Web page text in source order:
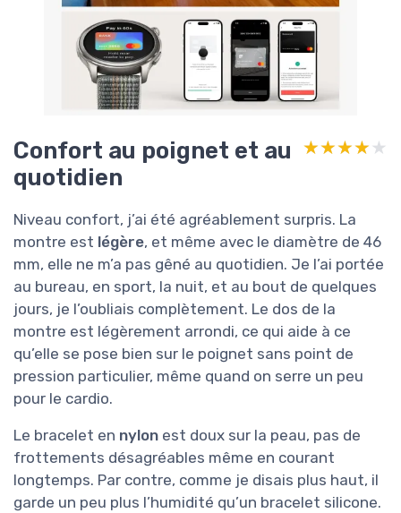
Confort au poignet et au
quotidien
★★★★★
★★★★★
Niveau confort, j’ai été agréablement surpris. La
montre est légère, et même avec le diamètre de 46
mm, elle ne m’a pas gêné au quotidien. Je l’ai portée
au bureau, en sport, la nuit, et au bout de quelques
jours, je l’oubliais complètement. Le dos de la
montre est légèrement arrondi, ce qui aide à ce
qu’elle se pose bien sur le poignet sans point de
pression particulier, même quand on serre un peu
pour le cardio.
Le bracelet en nylon est doux sur la peau, pas de
frottements désagréables même en courant
longtemps. Par contre, comme je disais plus haut, il
garde un peu plus l’humidité qu’un bracelet silicone.